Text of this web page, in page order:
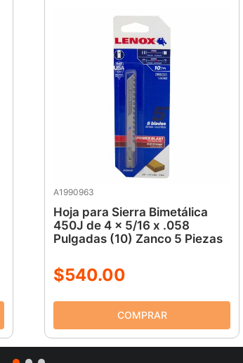
A1990963
Hoja para Sierra Bimetálica
450J de 4 x 5/16 x .058
Pulgadas (10) Zanco 5 Piezas
$540.00